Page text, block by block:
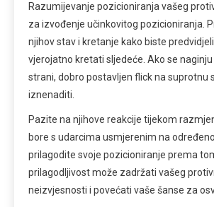
Razumijevanje pozicioniranja vašeg
za izvođenje učinkovitog pozicioniranja.
njihov stav i kretanje kako biste
vjerojatno kretati sljedeće. Ako se
strani, dobro postavljen flick na suprotnu
iznenaditi.
Pazite na njihove reakcije tijekom
bore s udarcima usmjerenim na
prilagodite svoje pozicioniranje prema
prilagodljivost može zadržati vašeg
neizvjesnosti i povećati vaše šanse za